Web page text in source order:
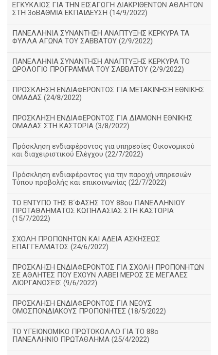
ΕΓΚΥΚΛΙΟΣ ΓΙΑ ΤΗΝ ΕΙΣΑΓΩΓΗ ΔΙΑΚΡΙΘΕΝΤΩΝ ΑΘΛΗΤΩΝ
ΣΤΗ 3οΒΑΘΜΙΑ ΕΚΠΑΙΔΕΥΣΗ (14/9/2022)
ΠΑΝΕΛΛΗΝΙΑ ΣΥΝΑΝΤΗΣΗ ΑΝΑΠΤΥΞΗΣ ΚΕΡΚΥΡΑ ΤΑ
ΦΥΛΛΑ ΑΓΩΝΑ ΤΟΥ ΣΑΒΒΑΤΟΥ (2/9/2022)
ΠΑΝΕΛΛΗΝΙΑ ΣΥΝΑΝΤΗΣΗ ΑΝΑΠΤΥΞΗΣ ΚΕΡΚΥΡΑ ΤΟ
ΩΡΟΛΟΓΙΟ ΠΡΟΓΡΑΜΜΑ ΤΟΥ ΣΑΒΒΑΤΟΥ (2/9/2022)
ΠΡΟΣΚΛΗΣΗ ΕΝΔΙΑΦΕΡΟΝΤΟΣ ΓΙΑ ΜΕΤΑΚΙΝΗΣΗ ΕΘΝΙΚΗΣ
ΟΜΑΔΑΣ (24/8/2022)
ΠΡΟΣΚΛΗΣΗ ΕΝΔΙΑΦΕΡΟΝΤΟΣ ΓΙΑ ΔΙΑΜΟΝΗ ΕΘΝΙΚΗΣ
ΟΜΑΔΑΣ ΣΤΗ ΚΑΣΤΟΡΙΑ (3/8/2022)
Πρόσκληση ενδιαφέροντος για υπηρεσίες Οικονομικού
και διαχειριστικού Ελέγχου (22/7/2022)
Πρόσκληση ενδιαφέροντος για την παροχή υπηρεσιών
Τύπου προβολής και επικοινωνίας (22/7/2022)
ΤΟ ΕΝΤΥΠΟ ΤΗΣ Β΄ΦΑΣΗΣ ΤΟΥ 88ου ΠΑΝΕΛΛΗΝΙΟΥ
ΠΡΩΤΑΘΛΗΜΑΤΟΣ ΚΩΠΗΛΑΣΙΑΣ ΣΤΗ ΚΑΣΤΟΡΙΑ
(15/7/2022)
ΣΧΟΛΗ ΠΡΟΠΟΝΗΤΩΝ ΚΑΙ ΑΔΕΙΑ ΑΣΚΗΣΕΩΣ
ΕΠΑΓΓΕΛΜΑΤΟΣ (24/6/2022)
ΠΡΟΣΚΛΗΣΗ ΕΝΔΙΑΦΕΡΟΝΤΟΣ ΓΙΑ ΣΧΟΛΗ ΠΡΟΠΟΝΗΤΩΝ
ΣΕ ΑΘΛΗΤΕΣ ΠΟΥ ΕΧΟΥΝ ΛΑΒΕΙ ΜΕΡΟΣ ΣΕ ΜΕΓΑΛΕΣ
ΔΙΟΡΓΑΝΩΣΕΙΣ (9/6/2022)
ΠΡΟΣΚΛΗΣΗ ΕΝΔΙΑΦΕΡΟΝΤΟΣ ΓΙΑ ΝΕΟΥΣ
ΟΜΟΣΠΟΝΔΙΑΚΟΥΣ ΠΡΟΠΟΝΗΤΕΣ (18/5/2022)
ΤΟ ΥΓΕΙΟΝΟΜΙΚΟ ΠΡΩΤΟΚΟΛΛΟ ΓΙΑ ΤΟ 88ο
ΠΑΝΕΛΛΗΝΙΟ ΠΡΩΤΑΘΛΗΜΑ (25/4/2022)